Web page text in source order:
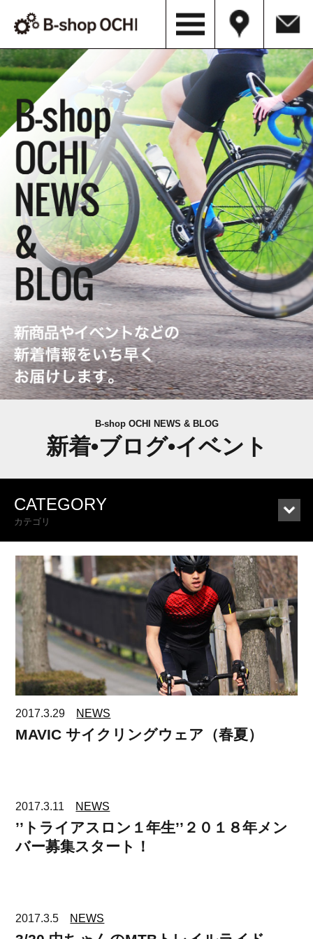
B-shop OCHI NEWS & BLOG
新着•ブログ•イベント
CATEGORY
カテゴリ
2017.3.29 NEWS
MAVIC サイクリングウェア（春夏）
2017.3.11 NEWS
’’トライアスロン１年生’’２０１８年メン
バー募集スタート！
2017.3.5 NEWS